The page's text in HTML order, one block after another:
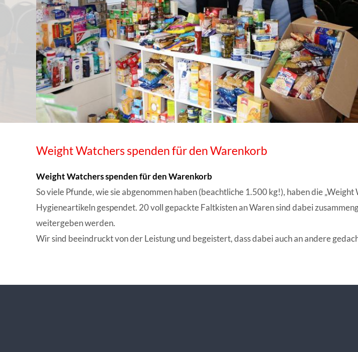
WISSENSWERTES IN ZAHLEN
Weight Watchers spenden für den Warenkorb
Weight Watchers spenden für den Warenkorb
So viele Pfunde, wie sie abgenommen haben (beachtliche 1.500 kg!), haben die
Hygieneartikeln gespendet. 20 voll gepackte Faltkisten an Waren sind dabei
weitergeben werden.
Wir sind beeindruckt von der Leistung und begeistert, dass dabei auch an andere